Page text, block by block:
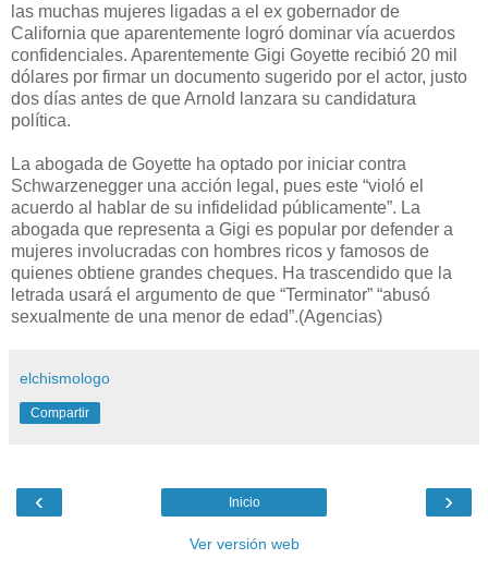
las muchas mujeres ligadas a el ex gobernador de
California que aparentemente logró dominar vía acuerdos
confidenciales. Aparentemente Gigi Goyette recibió 20 mil
dólares por firmar un documento sugerido por el actor, justo
dos días antes de que Arnold lanzara su candidatura
política.
La abogada de Goyette ha optado por iniciar contra
Schwarzenegger una acción legal, pues este “violó el
acuerdo al hablar de su infidelidad públicamente”. La
abogada que representa a Gigi es popular por defender a
mujeres involucradas con hombres ricos y famosos de
quienes obtiene grandes cheques. Ha trascendido que la
letrada usará el argumento de que “Terminator” “abusó
sexualmente de una menor de edad”.(Agencias)
elchismologo
Compartir
‹ ›
Inicio
Ver versión web